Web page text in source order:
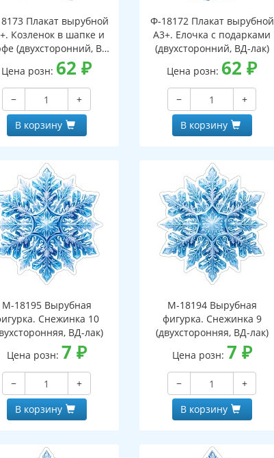
Плакат вырубной
Козленок в шапке и
(двухсторонний, ВД-
Цена розн: 62₽
−
+
В корзину
Ф-18172 Плакат вырубной
А3+. Елочка с подарками
(двухсторонний, ВД-лак)
Цена розн: 62₽
−
+
В корзину
М-18195 Вырубная
Снежинка 10
ВД-лак)
Цена розн: 7 ₽
−
+
В корзину
М-18194 Вырубная
фигурка. Снежинка 9
(двухсторонняя, ВД-лак)
Цена розн: 7 ₽
−
+
В корзину